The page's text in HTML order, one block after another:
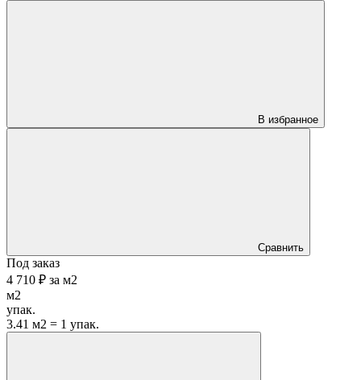
В избранное
Сравнить
Под заказ
4 710 ₽ за м2
м2
упак.
3.41 м2 = 1 упак.